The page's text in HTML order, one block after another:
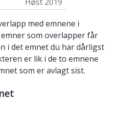
med emnene i
som overlapper får
i det emnet du har dårligst
er lik i de to emnene
som er avlagt sist.